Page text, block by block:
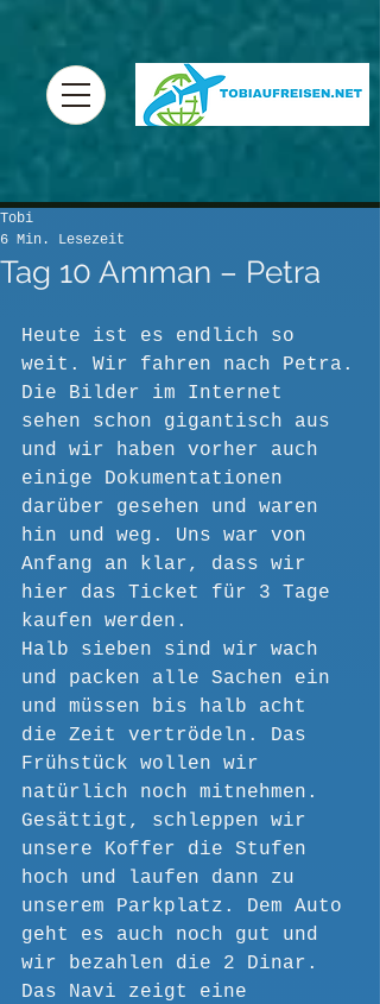
Tag 10 Amman – Petra
Tobi
6 Min. Lesezeit
Heute ist es endlich so
weit. Wir fahren nach Petra.
Die Bilder im Internet
sehen schon gigantisch aus
und wir haben vorher auch
einige Dokumentationen
darüber gesehen und waren
hin und weg. Uns war von
Anfang an klar, dass wir
hier das Ticket für 3 Tage
kaufen werden.
Halb sieben sind wir wach
und packen alle Sachen ein
und müssen bis halb acht
die Zeit vertrödeln. Das
Frühstück wollen wir
natürlich noch mitnehmen.
Gesättigt, schleppen wir
unsere Koffer die Stufen
hoch und laufen dann zu
unserem Parkplatz. Dem Auto
geht es auch noch gut und
wir bezahlen die 2 Dinar.
Das Navi zeigt eine